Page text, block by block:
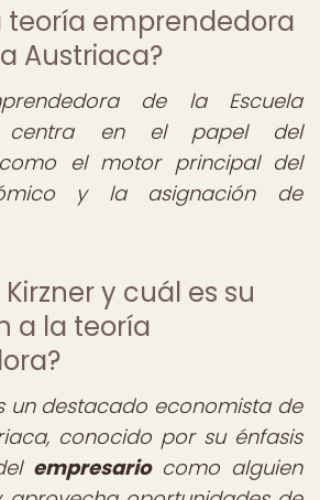
teoría emprendedora
Austriaca?
de la Escuela
centra en el papel del
el motor principal del
y la asignación de
Kirzner y cuál es su
a la teoría
un destacado economista de
conocido por su énfasis
empresariocomo alguien